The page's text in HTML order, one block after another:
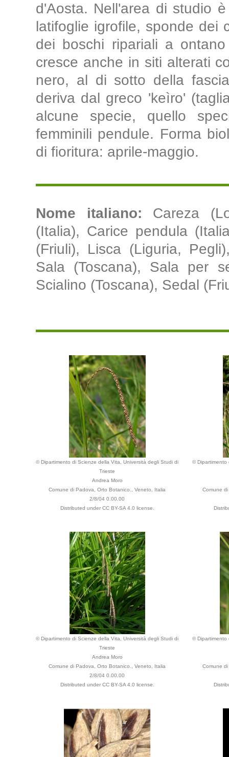
d'Aosta. Nell'area di studio
latifoglie igrofile, sponde dei
dei boschi ripariali a
cresce anche in siti alterati
nero, al di sotto della
deriva dal greco 'keìro'
alcune specie, quello
femminili pendule. Forma
di fioritura: aprile-maggio.
Nome italiano: Careza
(Italia), Carice pendula
(Friuli), Lisca (Liguria,
Sala (Toscana), Sala per
Scialino (Toscana), Sedal
© Dipartimento di Scienze della Vita, Università degli Studi di
Trieste
Andrea Moro
Comune di Padova, Orto Botanico., Veneto, Italia
2/8/04 0.00.00
Distributed under CC BY-SA 4.0 license.
© Dipartimento
Comune
© Dipartimento di Scienze della Vita, Università degli Studi di
Trieste
Andrea Moro
Comune di Padova, Orto Botanico., Veneto, Italia
2/8/04 0.00.00
Distributed under CC BY-SA 4.0 license.
© Dipartimento
Comune